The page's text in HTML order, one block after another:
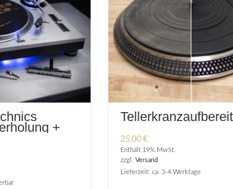
+
25,00 €
Enthält 19% MwSt.
zzgl. Versand
Lieferzeit: ca. 3-4 Werktage